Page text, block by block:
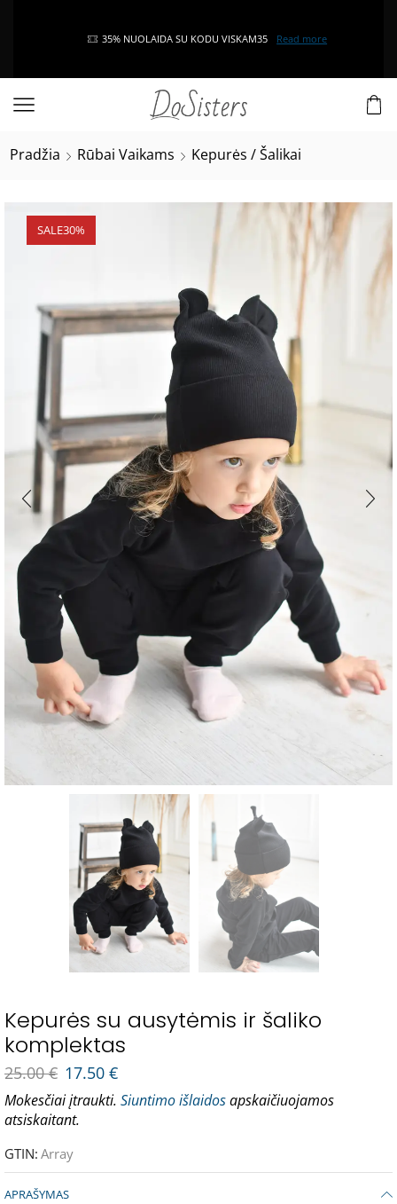
35% NUOLAIDA SU KODU VISKAM35 Read more
Pradžia Rūbai Vaikams Kepurės / Šalikai
SALE30%
Kepurės su ausytėmis ir šaliko
komplektas
25.00€ 17.50 €
Mokesčiai įtraukti. Siuntimo išlaidosapskaičiuojamos
atsiskaitant.
GTIN: Array
APRAŠYMAS